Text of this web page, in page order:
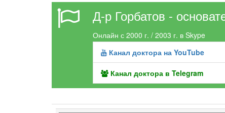
Д-р Горбатов -
Онлайн с 2000 г. / 2003 г. в Skype
Канал доктора на YouTube
Канал доктора в Telegram